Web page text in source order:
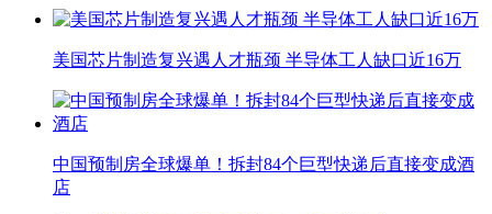
美国芯片制造复兴遇人才瓶颈 半导体工人缺口近16万
中国预制房全球爆单！拆封84个巨型快递后直接变成酒
店